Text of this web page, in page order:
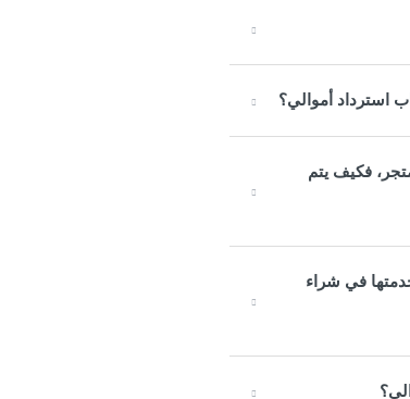
استرداد أموالي؟
فكيف يتم
في شراء